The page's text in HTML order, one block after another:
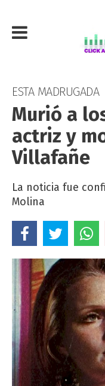
ESTA MADRUGADA
Murió a
actriz y
Villafañe
La noticia fue
Molina